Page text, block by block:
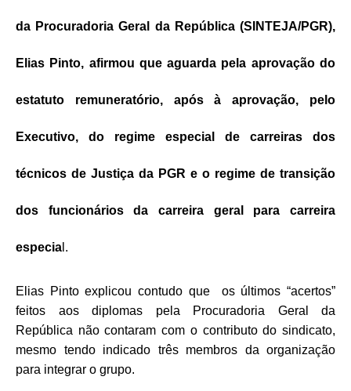
da Procuradoria Geral da República (SINTEJA/PGR),
Elias Pinto, afirmou que aguarda pela aprovação do
estatuto remuneratório, após à aprovação, pelo
Executivo, do regime especial de carreiras dos
técnicos de Justiça da PGR e o regime de transição
dos funcionários da carreira geral para carreira
especia l.
Elias Pinto explicou contudo que os últimos “acertos”
feitos aos diplomas pela Procuradoria Geral da
República não contaram com o contributo do sindicato,
mesmo tendo indicado três membros da organização
para integrar o grupo.